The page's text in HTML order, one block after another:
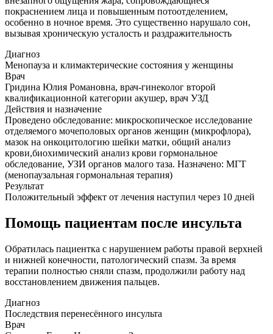
покраснением лица и повышенным потоотделением,
особенно в ночное время. Это существенно нарушало сон,
вызывая хроническую усталость и раздражительность
Диагноз
Менопауза и климактерические состояния у женщины
Врач
Гридина Юлия Романовна, врач-гинеколог второй
квалификационной категории акушер, врач УЗД
Действия и назначение
Проведено обследование: микроскопическое исследование
отделяемого мочеполовых органов женщин (микрофлора),
мазок на онкоцитологию шейки матки, общий анализ
крови,биохимический анализ крови гормональное
обследование, УЗИ органов малого таза. Назначено: МГТ
(менопаузальная гормональная терапия)
Результат
Положительный эффект от лечения наступил через 10 дней
Помощь пациентам после инсульта
Обратилась пациентка с нарушением работы правой верхней
и нижней конечности, патологический спазм. За время
терапии полностью сняли спазм, продолжили работу над
восстановлением движения пальцев.
Диагноз
Последствия перенесённого инсульта
Врач